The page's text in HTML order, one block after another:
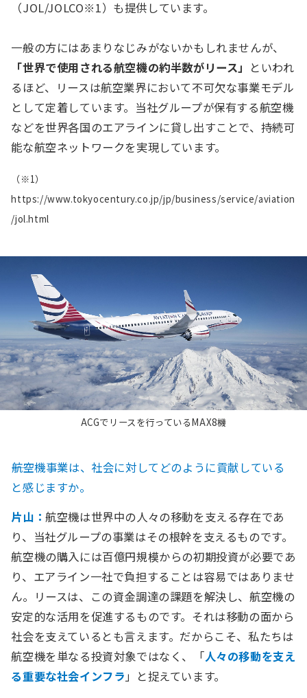
（JOL/JOLCO※1）も提供しています。
一般の方にはあまりなじみがないかもしれませんが、
「世界で使用される航空機の約半数がリース」 といわれ
るほど、リースは航空業界において不可欠な事業モデル
として定着しています。当社グループが保有する航空機
などを世界各国のエアラインに貸し出すことで、持続可
能な航空ネットワークを実現しています。
（※1）
https://www.tokyocentury.co.jp/jp/business/service/aviation
/jol.html
ACGでリースを行っているMAX8機
――航空機事業は、社会に対してどのように貢献している
と感じますか。
片山：航空機は世界中の人々の移動を支える存在であ
り、当社グループの事業はその根幹を支えるものです。
航空機の購入には百億円規模からの初期投資が必要であ
り、エアライン一社で負担することは容易ではありませ
ん。リースは、この資金調達の課題を解決し、航空機の
安定的な活用を促進するものです。それは移動の面から
社会を支えているとも言えます。だからこそ、私たちは
航空機を単なる投資対象ではなく、「人々の移動を支え
る重要な社会インフラ 」と捉えています。